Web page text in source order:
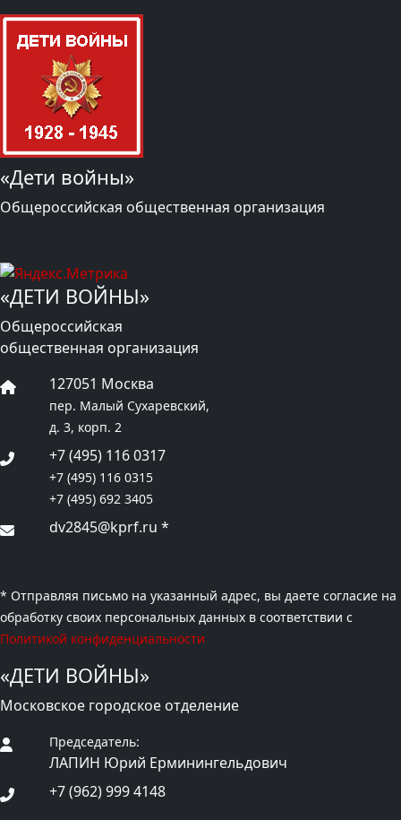
«Дети войны»
Общероссийская общественная организация
«ДЕТИ ВОЙНЫ»
Общероссийская
общественная организация
127051 Москва
пер. Малый Сухаревский,
д. 3, корп. 2
+7 (495) 116 0317
+7 (495) 116 0315
+7 (495) 692 3405
dv2845@kprf.ru *
* Отправляя письмо на указанный адрес, вы даете согласие на
обработку своих персональных данных в соответствии с
Политикой конфиденциальности
«ДЕТИ ВОЙНЫ»
Московское городское отделение
Председатель:
ЛАПИН Юрий Ерминингельдович
+7 (962) 999 4148